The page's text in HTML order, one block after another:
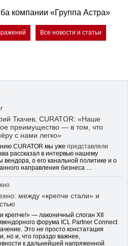
компании «Группа Астра»
Все новости и статьи
Ткачев, CURATOR: «Наше
преимущество — в том, что
с нами легко»
CURATOR мы уже представляли
рассказал в интервью нашему
о его канальной политике и о
направления бизнеса …
между «крепче стали» и
крепче!» — лаконичный слоган XII
форума ICL Partner Connect
Это не просто констатация
но и, что гораздо важнее,
к дальнейшей напряженной